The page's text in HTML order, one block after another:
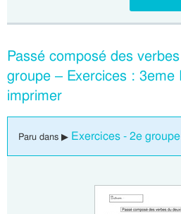
Passé composé des
groupe – Exercices : 3eme
imprimer
Paru dans ▶ Exercices - 2e